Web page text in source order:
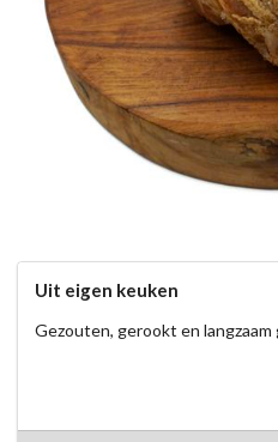
Uit eigen keuken
Gezouten, gerookt en langzaam